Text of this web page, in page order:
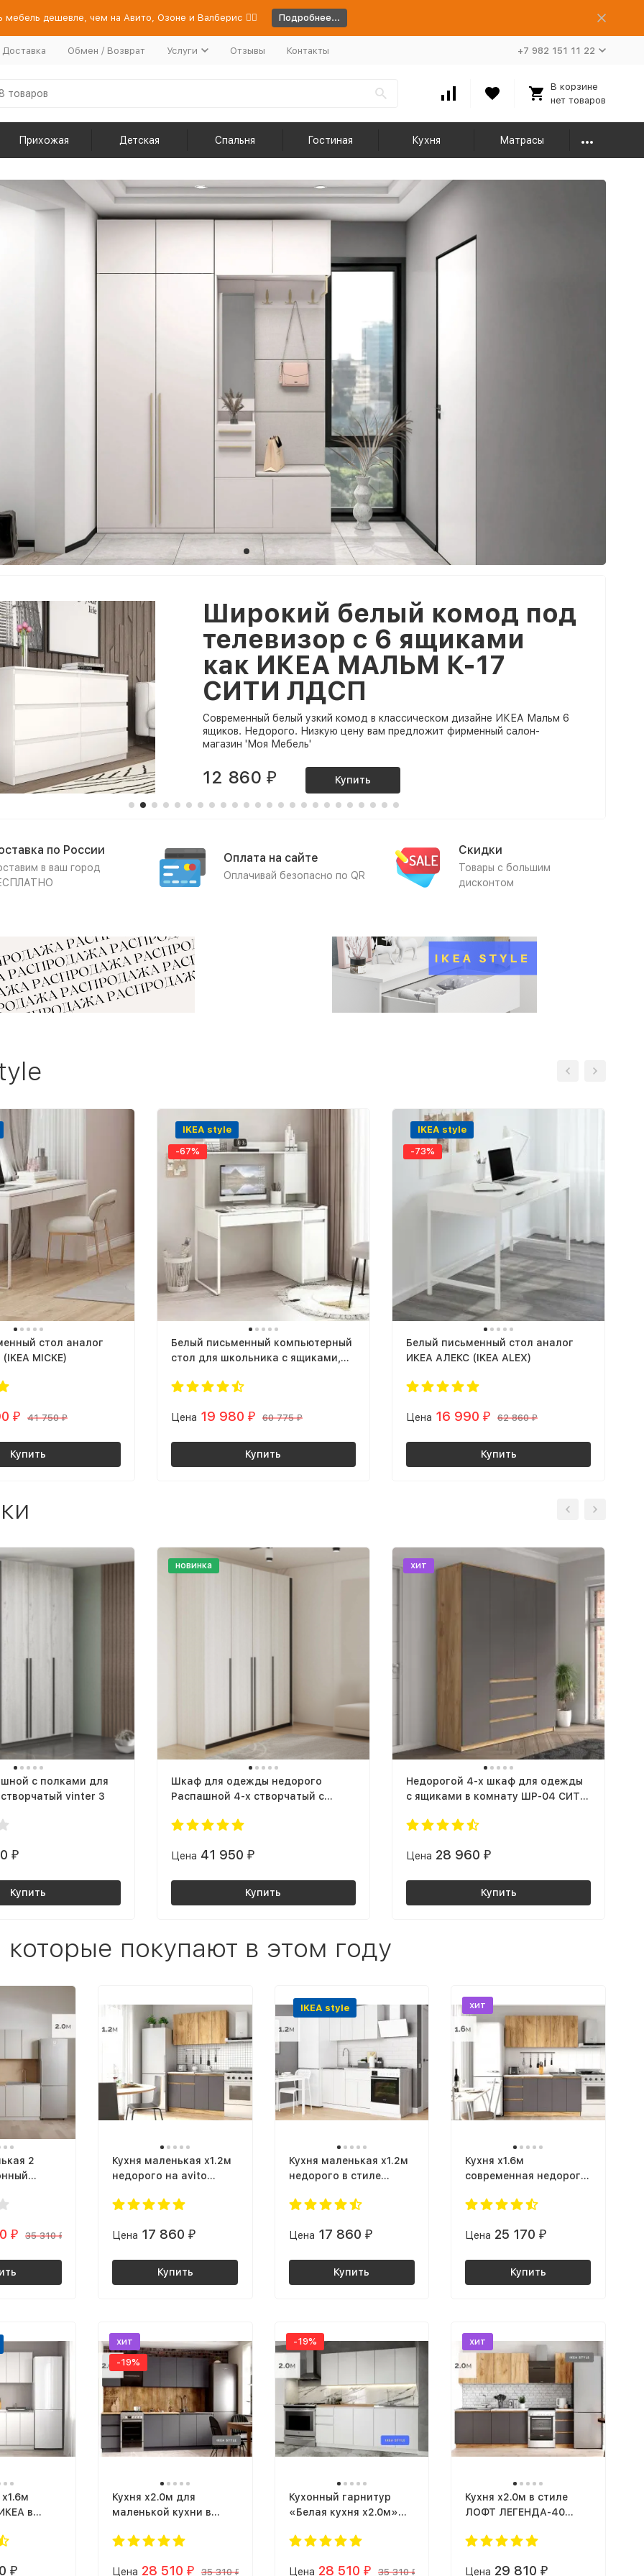
мебель дешевле, чем на Авито, Озоне и Валберис 👉🏻 Подробнее...
Обмен / Возврат Услуги Отзывы Контакты +7 982 151 11 22
В корзине
нет товаров
Прихожая Детская Спальня Гостиная Кухня Матрасы
Широкий белый комод под
телевизор с 6 ящиками
как ИКЕА МАЛЬМ К-17
СИТИ ЛДСП
Современный белый узкий комод в классическом дизайне ИКЕА Мальм 6
ящиков. Недорого. Низкую цену вам предложит фирменный салон-
магазин 'Моя Мебель'
12 860 ₽ Купить
по России
в ваш город
Оплата на сайте
Оплачивай безопасно по QR
Скидки
Товары с большим
дисконтом
стол аналог
MICKE)
₽ 41 750₽
Купить
IKEA style
-67%
Белый письменный компьютерный
стол для школьника с ящиками,
МИККЕ (IKEA MICKE)
Цена 19 980 ₽ 60 775₽
Купить
IKEA style
-73%
Белый письменный стол аналог
ИКЕА АЛЕКС (IKEA ALEX)
Цена 16 990₽ 62 860₽
Купить
с полками для
vinter 3
₽
Купить
новинка
Шкаф для одежды недорого
Распашной 4-х створчатый с
Цена 41 950 ₽
Купить
хит
Недорогой 4-х шкаф для одежды
с ящиками в комнату ШР-04 СИТИ
Цена 28 960₽
Купить
которые покупают в этом году
2
₽ 35 310₽
Кухня маленькая х1.2м
недорого на avito
ЛДСП графит / дуб
Цена 17 860 ₽
Купить
IKEA style
Кухня маленькая х1.2м
недорого в стиле
ЛЕГЕНДА-40 СИТИ
Цена 17 860 ₽
Купить
хит
Кухня х1.6м
современная недорого
ЛЕГЕНДА-40 СИТИ
дуб крафт золотой
Цена 25 170 ₽
Купить
в
₽
хит
-19%
Кухня х2.0м для
маленькой кухни в
(МП) ЛДСП серый
Цена 28 510 ₽ 35 310₽
-19%
Кухонный гарнитур
«Белая кухня х2.0м»
стиле IKEA МОРИ 2 м
Цена 28 510 ₽ 35 310₽
хит
Кухня х2.0м в стиле
ЛОФТ ЛЕГЕНДА-40
серый графит / дуб
Цена 29 810 ₽